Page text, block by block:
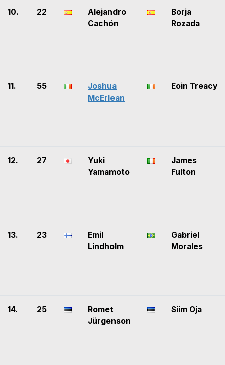
10. 22
Alejandro
Cachón
Borja
Rozada
11. 55
Joshua
McErlean
Eoin Treacy
12. 27
Yuki
Yamamoto
James
Fulton
13. 23
Emil
Lindholm
Gabriel
Morales
14. 25
Romet
Jürgenson
Siim Oja